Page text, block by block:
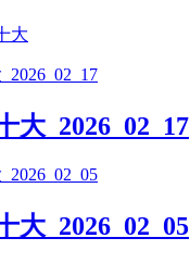
大
大_2026_02_17
大_2026_02_05